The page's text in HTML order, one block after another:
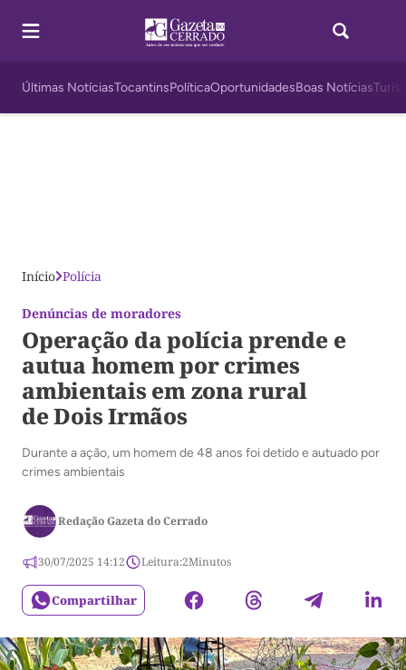
Últimas NotíciasTocantinsPolíticaOportunidadesBoas Notícias
Início Polícia
Denúncias de moradores
Operação da polícia prende e
autua homem por crimes
ambientais em zona rural
de Dois Irmãos
Durante a ação, um homem de 48 anos foi detido e autuado por
crimes ambientais
Redação Gazeta do Cerrado
30/07/2025 14:12 Leitura:2Minutos
Compartilhar